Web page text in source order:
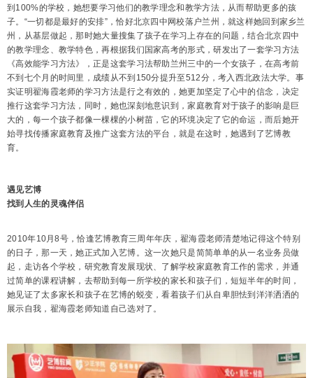
到100%的学校，她想要学习他们的教学理念和教学方法，从而帮助更多的孩
子。“一切都是最好的安排”，恰好北京四中网校落户兰州，就这样她回到家乡兰
州，从基层做起，那时她大量搜集了孩子在学习上存在的问题，结合北京四中
的教学理念、教学特色，再根据我们国家高考的形式，研发出了一套学习方法
《高效能学习方法》，正是这套学习法帮助兰州三中的一个女孩子，在高考前
不到七个月的时间里，成绩从不到150分提升至512分，考入西北政法大学。事
实证明翟海霞老师的学习方法是行之有效的，她更加坚定了心中的信念，决定
推行这套学习方法，同时，她也深刻地意识到，家庭教育对于孩子的影响是巨
大的，每一个孩子都像一棵棵的小树苗，它的环境决定了它的命运，而后她开
始寻找传播家庭教育及推广这套方法的平台，就是在这时，她遇到了艺博教
育。
遇见艺博
找到人生的灵魂伴侣
2010年10月8号，恰逢艺博教育三周年年庆，翟海霞老师清楚地记得这个特别
的日子，那一天，她正式加入艺博。这一次她只是简简单单的从一名业务员做
起，走访各个学校，研究教育发展现状、了解学校家庭教育工作的需求，并通
过简单的课程讲解，去帮助到每一所学校的家长和孩子们，短短半年的时间，
她见证了太多家长和孩子在艺博的蜕变，看着孩子们从自卑胆怯到洋洋洒洒的
展示自我，翟海霞老师知道自己选对了。